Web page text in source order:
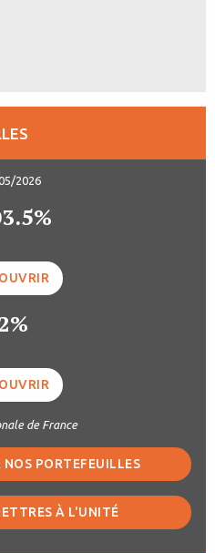
2026
de France
PORTEFEUILLES
À L'UNITÉ